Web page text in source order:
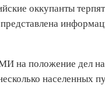
оккупанты
на положение дел
населенных